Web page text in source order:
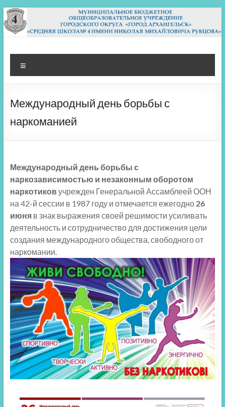
Перейти
к
содержимому
МБОУ СШ 4
Архангельск
Международный день борьбы с
наркоманией
Международный день борьбы с
наркозависимостью и незаконным оборотом
наркотиковучрежден Генеральной Ассамблеей ООН
на 42-й сессии в 1987 году и отмечается ежегодно 26
июня в знак выражения своей решимости усиливать
деятельность и сотрудничество для достижения цели
создания международного общества, свободного от
наркомании.